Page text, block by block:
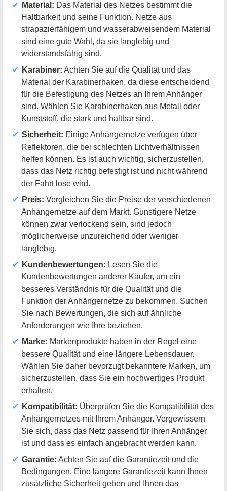
Material: Das Material des Netzes bestimmt die
Haltbarkeit und seine Funktion. Netze aus
strapazierfähigem und wasserabweisendem Material
sind eine gute Wahl, da sie langlebig und
widerstandsfähig sind.
Karabiner: Achten Sie auf die Qualität und das
Material der Karabinerhaken, da diese entscheidend
für die Befestigung des Netzes an Ihrem Anhänger
sind. Wählen Sie Karabinerhaken aus Metall oder
Kunststoff, die stark und haltbar sind.
Sicherheit: Einige Anhängernetze verfügen über
Reflektoren, die bei schlechten Lichtverhältnissen
helfen können. Es ist auch wichtig, sicherzustellen,
dass das Netz richtig befestigt ist und nicht während
der Fahrt lose wird.
Preis: Vergleichen Sie die Preise der verschiedenen
Anhängernetze auf dem Markt. Günstigere Netze
können zwar verlockend sein, sind jedoch
möglicherweise unzureichend oder weniger
langlebig.
Kundenbewertungen: Lesen Sie die
Kundenbewertungen anderer Käufer, um ein
besseres Verständnis für die Qualität und die
Funktion der Anhängernetze zu bekommen. Suchen
Sie nach Bewertungen, die sich auf ähnliche
Anforderungen wie Ihre beziehen.
Marke: Markenprodukte haben in der Regel eine
bessere Qualität und eine längere Lebensdauer.
Wählen Sie daher bevorzugt bekanntere Marken, um
sicherzustellen, dass Sie ein hochwertiges Produkt
erhalten.
Kompatibilität: Überprüfen Sie die Kompatibilität des
Anhängernetzes mit Ihrem Anhänger. Vergewissern
Sie sich, dass das Netz passend für Ihren Anhänger
ist und dass es einfach angebracht werden kann.
Garantie: Achten Sie auf die Garantiezeit und die
Bedingungen. Eine längere Garantiezeit kann Ihnen
zusätzliche Sicherheit geben und Ihnen das